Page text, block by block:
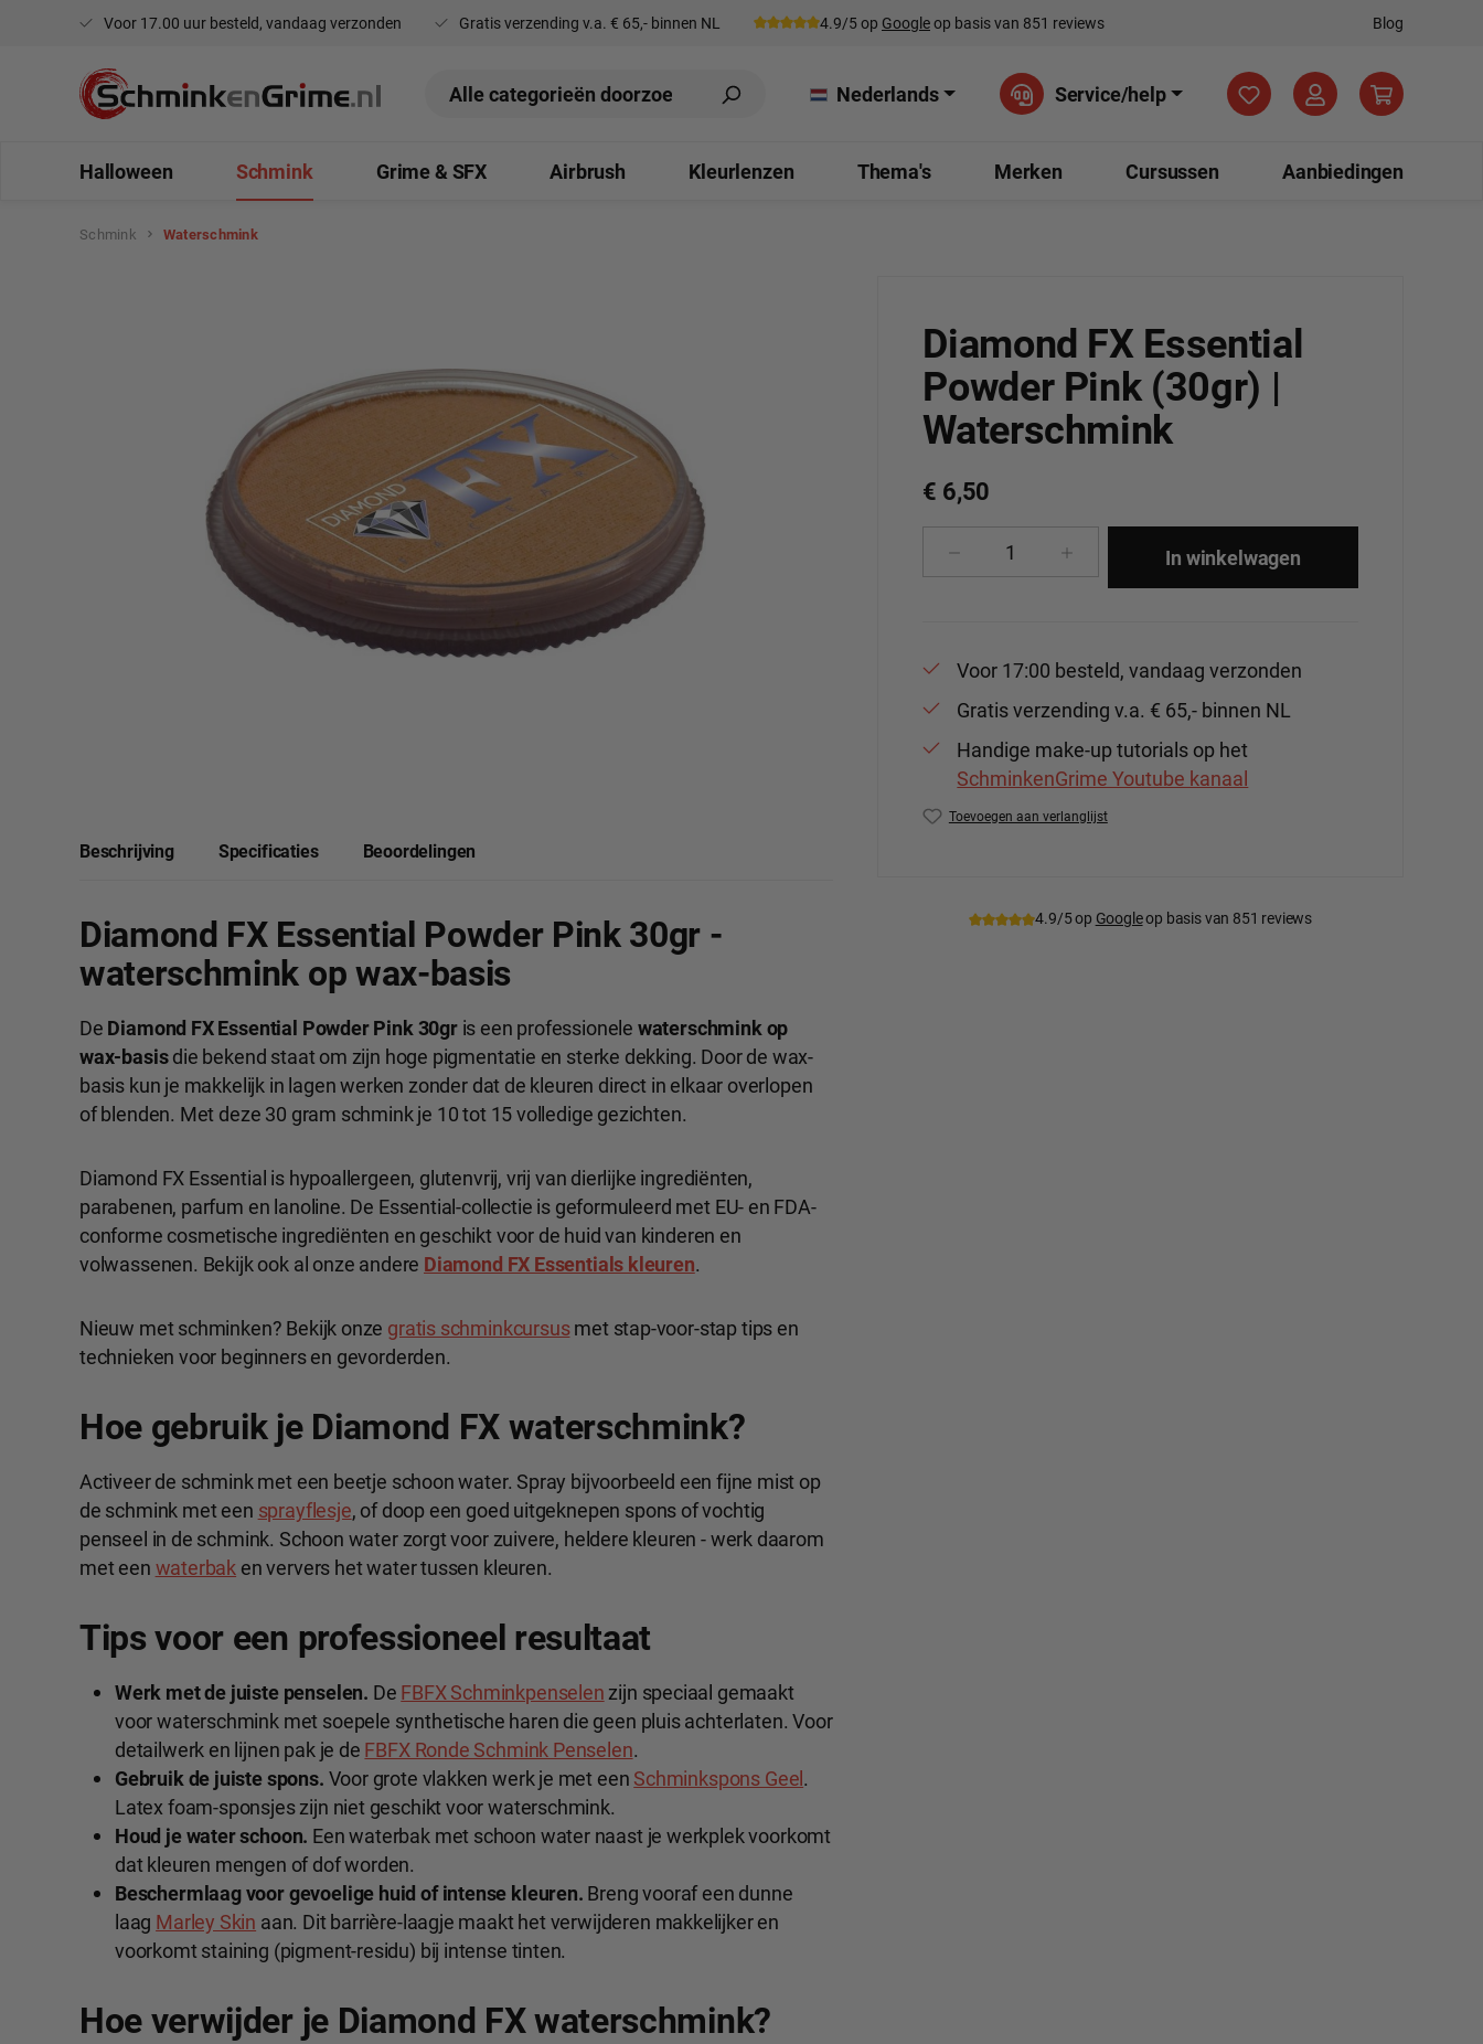
Ga naar de hoofdnavigatie
Voor 17.00 uur besteld, vandaag verzonden Gratis verzending v.a. € 65,- binnen NL 4.9/5 op Googleop basis van 851 reviews Blog
Nederlands Service/help Je hebt 0 items op je
Halloween Schmink Grime & SFX Airbrush Kleurlenzen Thema's Merken Cursussen Aanbiedingen
Schmink Waterschmink
Diamond FX Essential
Powder Pink (30gr) |
Waterschmink
€ 6,50
Producthoeveelheid: Voer de gewenste
In winkelwagen
Voor 17:00 besteld, vandaag verzonden
Gratis verzending v.a. € 65,- binnen NL
Handige make-up tutorials op het
SchminkenGrime Youtube kanaal
Toevoegen aan verlanglijst
4.9/5 op Googleop basis van 851 reviews
Beschrijving Specificaties Beoordelingen
Diamond FX Essential Powder Pink 30gr -
waterschmink op wax-basis
De Diamond FX Essential Powder Pink 30gris een professionele waterschmink op
wax-basisdie bekend staat om zijn hoge pigmentatie en sterke dekking. Door de wax-
basis kun je makkelijk in lagen werken zonder dat de kleuren direct in elkaar overlopen
of blenden. Met deze 30 gram schmink je 10 tot 15 volledige gezichten.
Diamond FX Essential is hypoallergeen, glutenvrij, vrij van dierlijke ingrediënten,
parabenen, parfum en lanoline. De Essential-collectie is geformuleerd met EU- en FDA-
conforme cosmetische ingrediënten en geschikt voor de huid van kinderen en
volwassenen. Bekijk ook al onze andere Diamond FX Essentials kleuren.
Nieuw met schminken? Bekijk onze gratis schminkcursusmet stap-voor-stap tips en
technieken voor beginners en gevorderden.
Hoe gebruik je Diamond FX waterschmink?
Activeer de schmink met een beetje schoon water. Spray bijvoorbeeld een fijne mist op
de schmink met een sprayflesje, of doop een goed uitgeknepen spons of vochtig
penseel in de schmink. Schoon water zorgt voor zuivere, heldere kleuren - werk daarom
met een waterbak en ververs het water tussen kleuren.
Tips voor een professioneel resultaat
Werk met de juiste penselen. De FBFX Schminkpenselen zijn speciaal gemaakt
voor waterschmink met soepele synthetische haren die geen pluis achterlaten. Voor
detailwerk en lijnen pak je de FBFX Ronde Schmink Penselen.
Gebruik de juiste spons. Voor grote vlakken werk je met een Schminkspons Geel.
Latex foam-sponsjes zijn niet geschikt voor waterschmink.
Houd je water schoon. Een waterbak met schoon water naast je werkplek voorkomt
dat kleuren mengen of dof worden.
Beschermlaag voor gevoelige huid of intense kleuren. Breng vooraf een dunne
laag Marley Skin aan. Dit barrière-laagje maakt het verwijderen makkelijker en
voorkomt staining (pigment-residu) bij intense tinten.
Hoe verwijder je Diamond FX waterschmink?